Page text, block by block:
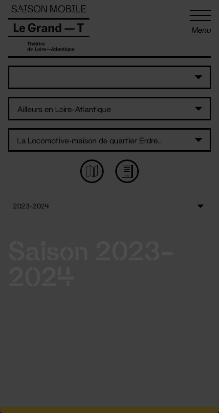
Menu
Panneau de gestion des cookies